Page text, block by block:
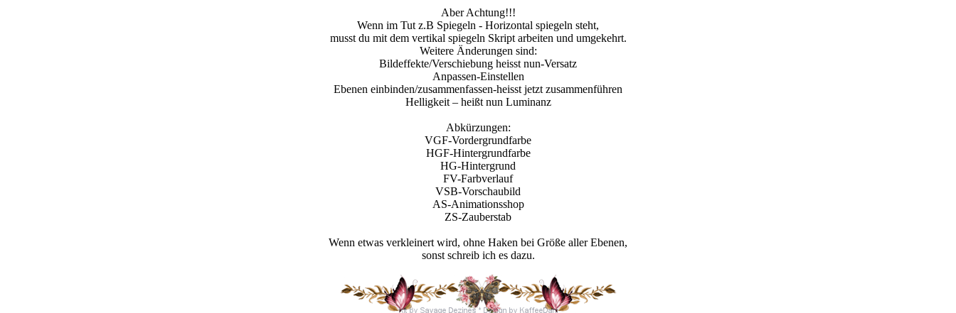
Aber Achtung!!!
Wenn im Tut z.B Spiegeln - Horizontal spiegeln steht,
musst du mit dem vertikal spiegeln Skript arbeiten und umgekehrt.
Weitere Änderungen sind:
Bildeffekte/Verschiebung heisst nun-Versatz
Anpassen-Einstellen
Ebenen einbinden/zusammenfassen-heisst jetzt zusammenführen
Helligkeit – heißt nun Luminanz
Abkürzungen:
VGF-Vordergrundfarbe
HGF-Hintergrundfarbe
HG-Hintergrund
FV-Farbverlauf
VSB-Vorschaubild
AS-Animationsshop
ZS-Zauberstab
Wenn etwas verkleinert wird, ohne Haken bei Größe aller Ebenen,
sonst schreib ich es dazu.